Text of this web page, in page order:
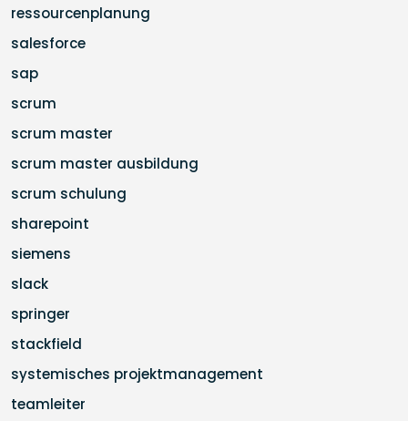
ressourcenplanung
salesforce
sap
scrum
scrum master
scrum master ausbildung
scrum schulung
sharepoint
siemens
slack
springer
stackfield
systemisches projektmanagement
teamleiter